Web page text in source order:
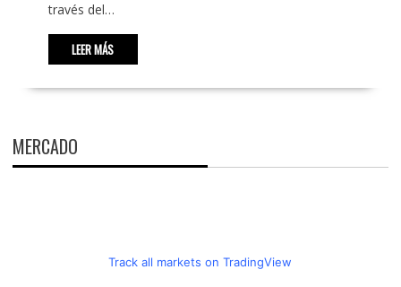
través del…
LEER MÁS
MERCADO
Track all markets on TradingView